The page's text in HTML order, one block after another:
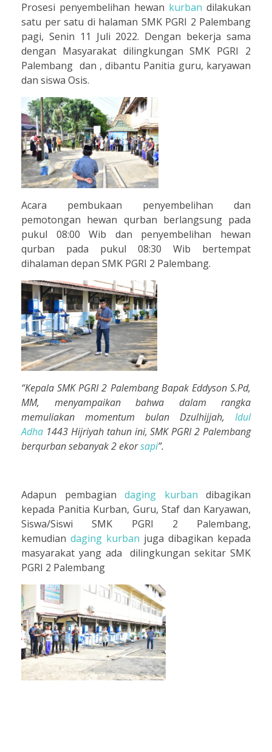
Prosesi penyembelihan hewan kurban dilakukan
satu per satu di halaman SMK PGRI 2 Palembang
pagi, Senin 11 Juli 2022. Dengan bekerja sama
dengan Masyarakat dilingkungan SMK PGRI 2
Palembang dan , dibantu Panitia guru, karyawan
dan siswa Osis.
Acara pembukaan penyembelihan dan
pemotongan hewan qurban berlangsung pada
pukul 08:00 Wib dan penyembelihan hewan
qurban pada pukul 08:30 Wib bertempat
dihalaman depan SMK PGRI 2 Palembang.
“Kepala SMK PGRI 2 Palembang Bapak Eddyson S.Pd,
MM, menyampaikan bahwa dalam rangka
memuliakan momentum bulan Dzulhijjah, Idul
Adha 1443 Hijriyah tahun ini, SMK PGRI 2 Palembang
berqurban sebanyak 2 ekorsapi”.
Adapun pembagian daging kurban dibagikan
kepada Panitia Kurban, Guru, Staf dan Karyawan,
Siswa/Siswi SMK PGRI 2 Palembang,
kemudian daging kurban juga dibagikan kepada
masyarakat yang ada dilingkungan sekitar SMK
PGRI 2 Palembang